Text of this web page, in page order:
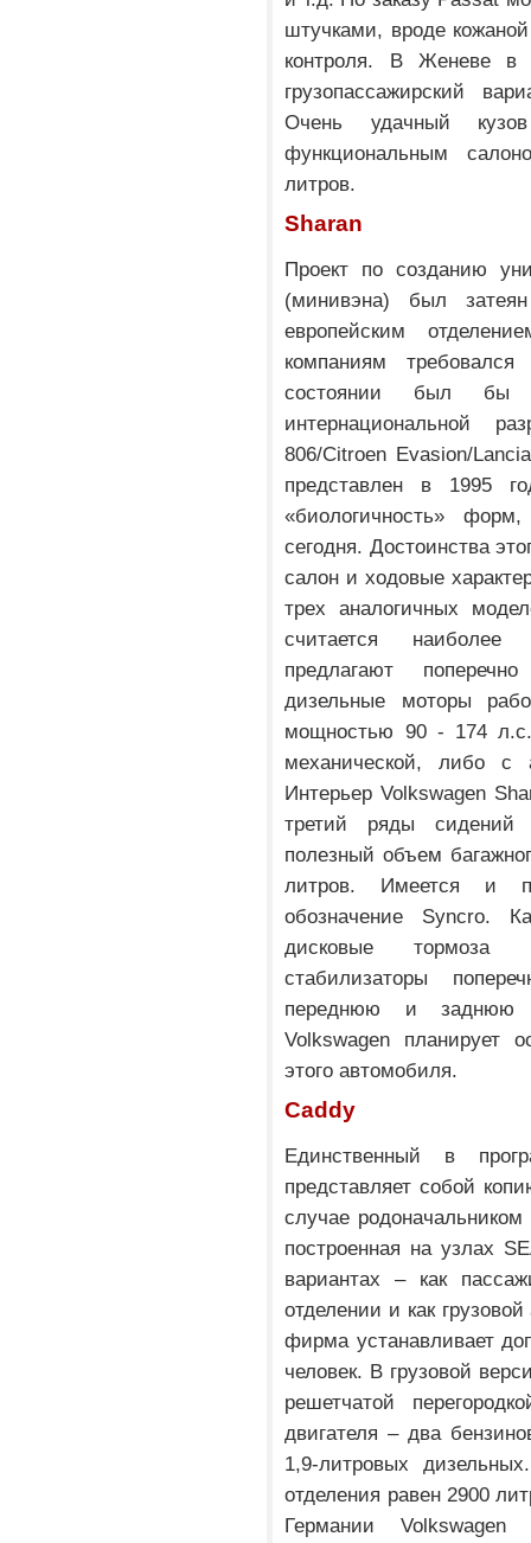
штучками, вроде
контроля. В Женеве в
грузопассажирский
Очень удачный
функциональным
литров.
Sharan
Проект по созданию
(минивэна) был
европейским
компаниям
состоянии был бы
интернациональной
806/Citroen Evasion/
представлен в 1995
«биологичность»
сегодня. Достоинства
салон и ходовые
трех аналогичных
считается
предлагают
дизельные моторы
мощностью 90 - 174 л.с.
механической, либо с
Интерьер Volkswagen
третий ряды сидений
полезный объем
литров. Имеется и
обозначение Syncro.
дисковые тормоза
стабилизаторы
переднюю и заднюю
Volkswagen планирует
этого автомобиля.
Caddy
Единственный в
представляет собой
случае
построенная на узлах
вариантах – как
отделении и как
фирма устанавливает
человек. В грузовой
решетчатой
двигателя – два
1,9-литровых
отделения равен 2900
Германии